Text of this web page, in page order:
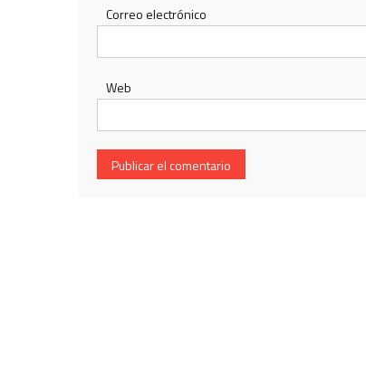
Correo electrónico
Web